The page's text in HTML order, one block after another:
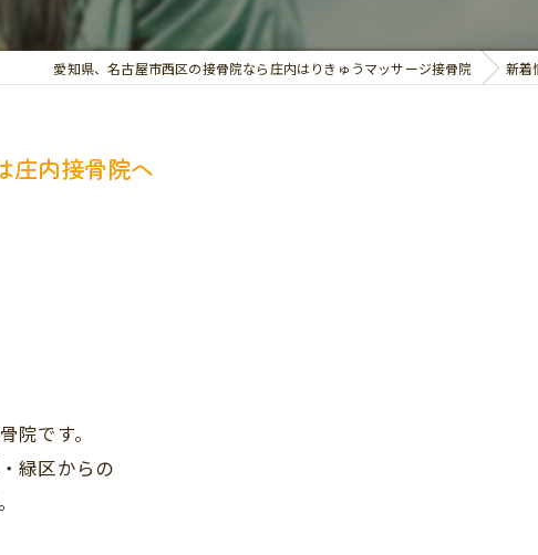
愛知県、名古屋市西区の接骨院なら庄内はりきゅうマッサージ接骨院 新着
内接骨院へ
院です。
緑区からの